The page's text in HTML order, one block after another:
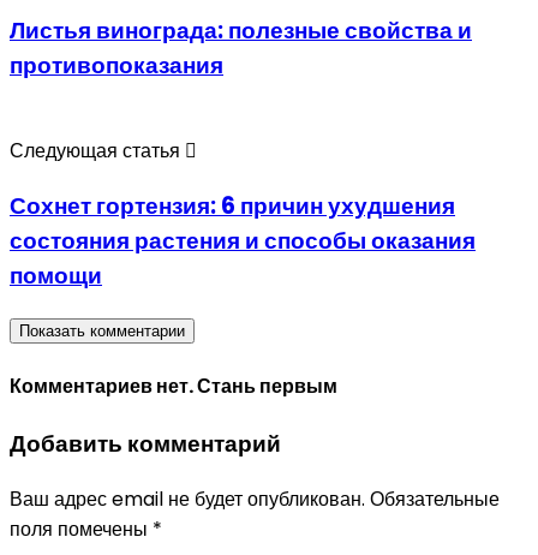
Листья винограда: полезные свойства и
противопоказания
Следующая статья
Сохнет гортензия: 6 причин ухудшения
состояния растения и способы оказания
помощи
Показать комментарии
Комментариев нет. Стань первым
Добавить комментарий
Ваш адрес email не будет опубликован. Обязательные
поля помечены *